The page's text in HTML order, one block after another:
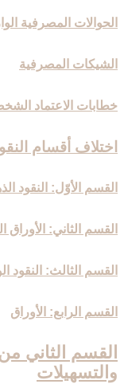
الحوالات المصرفية
الشيكات المصرفية
خطابات الاعتماد
اختلاف أقسام
القسم الأوّل: النقود
القسم الثاني: الأوراق
القسم الثالث: النقود
القسم الرابع: الأوراق
القسم الثاني
والتسهيلات‏